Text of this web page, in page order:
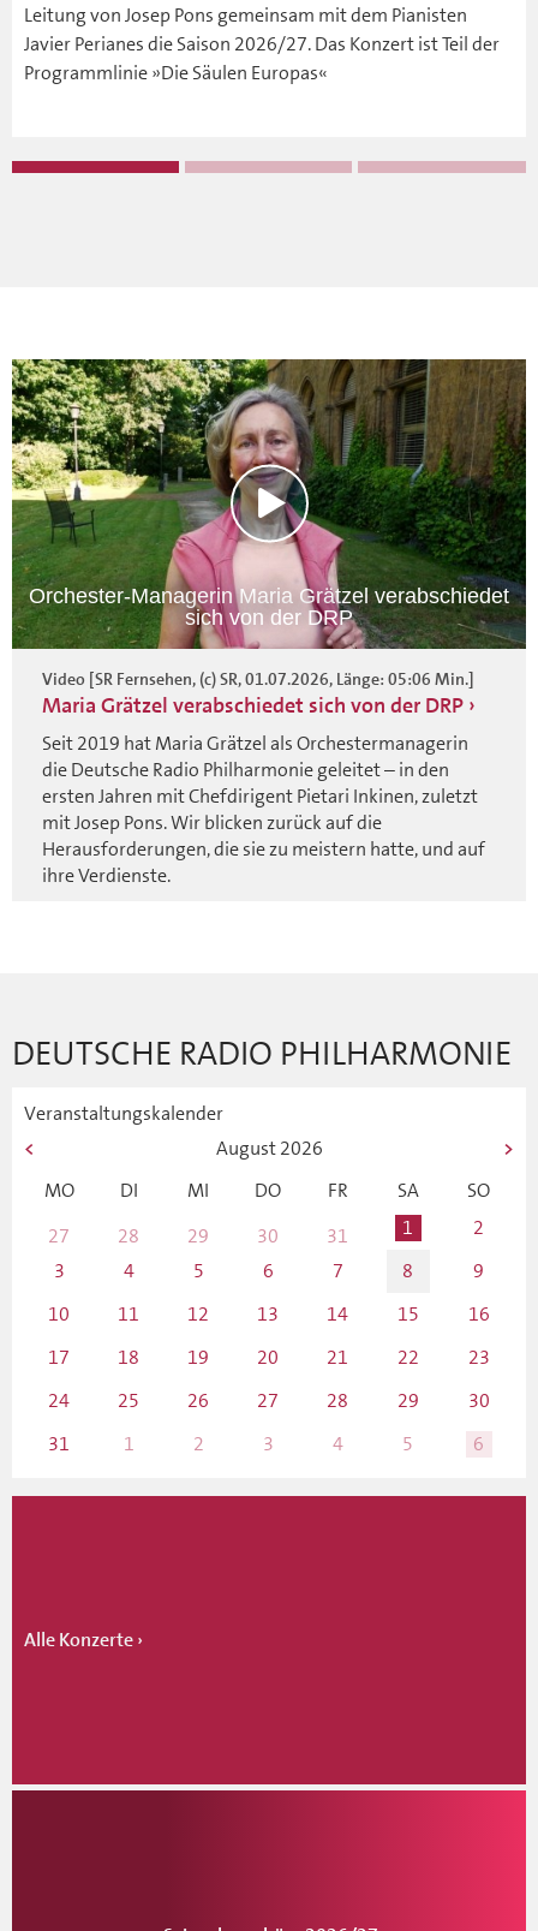
Leitung von Josep Pons gemeinsam mit dem Pianisten
Javier Perianes die Saison 2026/27. Das Konzert ist Teil der
Programmlinie »Die Säulen Europas«
Orchester-Managerin Maria Grätzel verabschiedet
sich von der DRP
Video [SR Fernsehen, (c) SR, 01.07.2026, Länge: 05:06 Min.]
Maria Grätzel verabschiedet sich von der DRP
Seit 2019 hat Maria Grätzel als Orchestermanagerin
die Deutsche Radio Philharmonie geleitet – in den
ersten Jahren mit Chefdirigent Pietari Inkinen, zuletzt
mit Josep Pons. Wir blicken zurück auf die
Herausforderungen, die sie zu meistern hatte, und auf
ihre Verdienste.
DEUTSCHE RADIO PHILHARMONIE
Veranstaltungskalender
August 2026
MO
DI MI DO FR SA
SO
27
28 29 30 31 1
2
3
4 5 6 7 8
9
10
11 12 13 14 15
16
17
18 19 20 21 22
23
24
25 26 27 28 29
30
31
1 2 3 4 5 6
Alle Konzerte